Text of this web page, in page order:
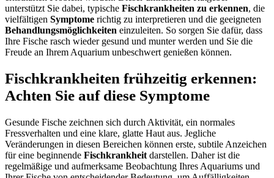
unterstützt Sie dabei, typische Fischkrankheiten zu erkennen, die
vielfältigen Symptome richtig zu interpretieren und die geeigneten
Behandlungsmöglichkeiten einzuleiten. So sorgen Sie dafür, dass
Ihre Fische rasch wieder gesund und munter werden und Sie die
Freude an Ihrem Aquarium unbeschwert genießen können.
Fischkrankheiten frühzeitig erkennen:
Achten Sie auf diese Symptome
Gesunde Fische zeichnen sich durch Aktivität, ein normales
Fressverhalten und eine klare, glatte Haut aus. Jegliche
Veränderungen in diesen Bereichen können erste, subtile Anzeichen
für eine beginnende Fischkrankheit darstellen. Daher ist die
regelmäßige und aufmerksame Beobachtung Ihres Aquariums und